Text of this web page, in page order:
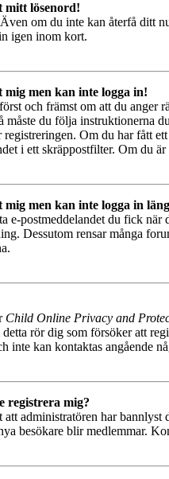
mitt lösenord!
om du inte kan återfå ditt
igen inom kort.
men kan inte logga in!
och främst om att du anger
måste du följa instruktionerna
registreringen. Om du har fått
i ett skräppostfilter. Om du
men kan inte logga in
e-postmeddelandet du fick
Dessutom rensar många
Child Online Privacy and
detta rör dig som försöker att
inte kan kontaktas angående
registrera mig?
administratören har bannlyst
besökare blir medlemmar.